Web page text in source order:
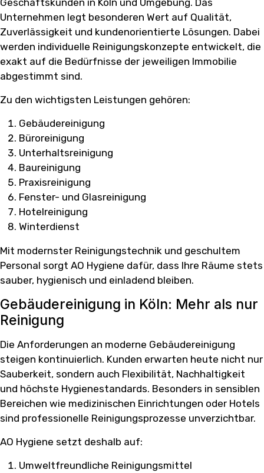
Geschäftskunden in Köln und Umgebung. Das
Unternehmen legt besonderen Wert auf Qualität,
Zuverlässigkeit und kundenorientierte Lösungen. Dabei
werden individuelle Reinigungskonzepte entwickelt, die
exakt auf die Bedürfnisse der jeweiligen Immobilie
abgestimmt sind.
Zu den wichtigsten Leistungen gehören:
Gebäudereinigung
Büroreinigung
Unterhaltsreinigung
Baureinigung
Praxisreinigung
Fenster- und Glasreinigung
Hotelreinigung
Winterdienst
Mit modernster Reinigungstechnik und geschultem
Personal sorgt AO Hygiene dafür, dass Ihre Räume stets
sauber, hygienisch und einladend bleiben.
Gebäudereinigung in Köln: Mehr als nur
Reinigung
Die Anforderungen an moderne Gebäudereinigung
steigen kontinuierlich. Kunden erwarten heute nicht nur
Sauberkeit, sondern auch Flexibilität, Nachhaltigkeit
und höchste Hygienestandards. Besonders in sensiblen
Bereichen wie medizinischen Einrichtungen oder Hotels
sind professionelle Reinigungsprozesse unverzichtbar.
AO Hygiene setzt deshalb auf:
Umweltfreundliche Reinigungsmittel